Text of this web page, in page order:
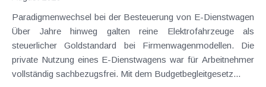
Paradigmenwechsel bei der Besteuerung von E-Dienstwagen
Über Jahre hinweg galten reine Elektrofahrzeuge als
steuerlicher Goldstandard bei Firmenwagenmodellen. Die
private Nutzung eines E-Dienstwagens war für Arbeitnehmer
vollständig sachbezugsfrei. Mit dem Budgetbegleitgesetz...